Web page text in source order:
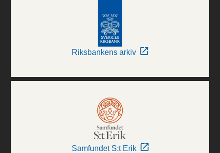
Riksbankens arkiv
Samfundet S:t Erik